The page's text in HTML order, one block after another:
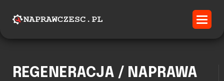
REGENERACJA / NAPRAWA